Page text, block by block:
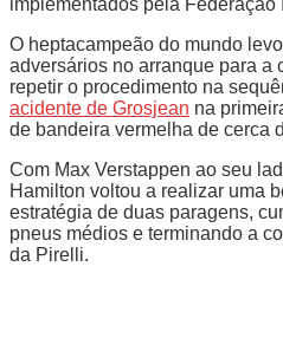
O heptacampeão do mundo
adversários no arranque para a
repetir o procedimento na
acidente de Grosjean na
de bandeira vermelha de cerca
Com Max Verstappen ao seu
Hamilton voltou a realizar uma
estratégia de duas paragens,
pneus médios e terminando a
da Pirelli.